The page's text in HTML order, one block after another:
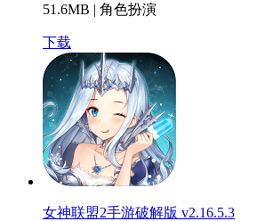
51.6MB | 角色扮演
下载
女神联盟2手游破解版 v2.16.5.3